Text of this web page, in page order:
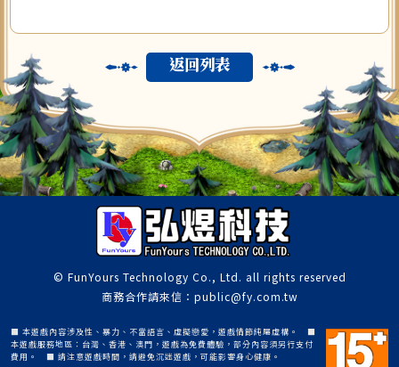
返回列表
© FunYours Technology Co., Ltd. all rights reserved
商務合作請來信：public@fy.com.tw
■ 本遊戲內容涉及性、暴力、不當語言、虛擬戀愛，遊戲情節純屬虛構。 ■
本遊戲服務地區：台灣、香港、澳門，遊戲為免費體驗，部分內容須另行支付
費用。 ■ 請注意遊戲時間，請避免沉迷遊戲，可能影響身心健康。